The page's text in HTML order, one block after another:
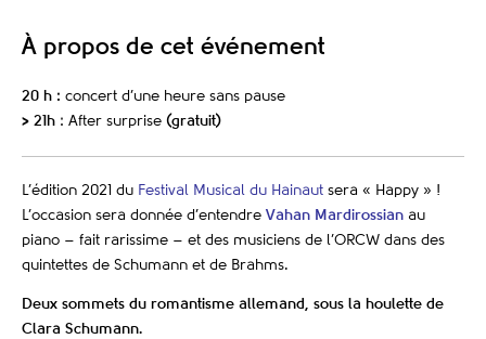
À propos de cet événement
20 h : concert d’une heure sans pause
> 21h : After surprise (gratuit)
L’édition 2021 du Festival Musical du Hainaut sera « Happy » !
L’occasion sera donnée d’entendre Vahan Mardirossian au
piano – fait rarissime – et des musiciens de l’ORCW dans des
quintettes de Schumann et de Brahms.
Deux sommets du romantisme allemand, sous la houlette de
Clara Schumann.